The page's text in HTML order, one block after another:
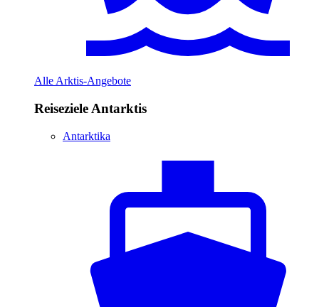
Alle Arktis-Angebote
Reiseziele Antarktis
Antarktika